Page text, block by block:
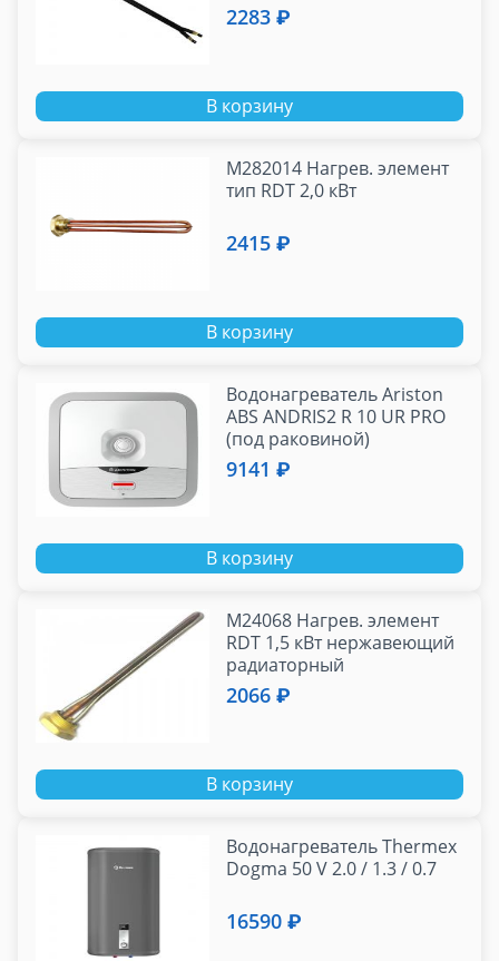
2283 ₽
В корзину
М282014 Нагрев. элемент
тип RDT 2,0 кВт
2415 ₽
В корзину
Водонагреватель Ariston
ABS ANDRIS2 R 10 UR PRO
(под раковиной)
9141 ₽
В корзину
М24068 Нагрев. элемент
RDT 1,5 кВт нержавеющий
радиаторный
2066 ₽
В корзину
Водонагреватель Thermex
Dogma 50 V 2.0 / 1.3 / 0.7
16590 ₽